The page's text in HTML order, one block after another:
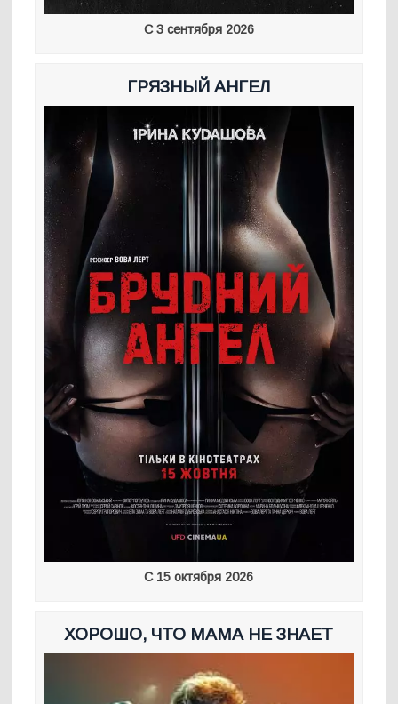
С 3 сентября 2026
ГРЯЗНЫЙ АНГЕЛ
С 15 октября 2026
ХОРОШО, ЧТО МАМА НЕ ЗНАЕТ